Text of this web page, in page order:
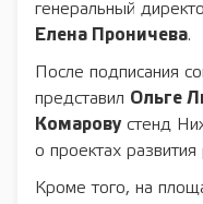
генеральный
Елена Проничева.
После подписания
представил Ольге
Комаровустенд
о проектах развития
Кроме того, на